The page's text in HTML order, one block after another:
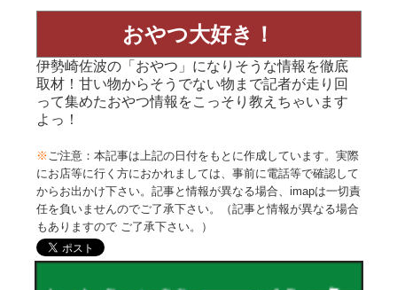
おやつ大好き！
伊勢崎佐波の「おやつ」になりそうな情報を徹底
取材！甘い物からそうでない物まで記者が走り回
って集めたおやつ情報をこっそり教えちゃいます
よっ！
※ ご注意：本記事は上記の日付をもとに作成しています。実際
にお店等に行く方におかれましては、事前に電話等で確認して
からお出かけ下さい。記事と情報が異なる場合、imapは一切責
任を負いませんのでご了承下さい。（記事と情報が異なる場合
もありますので ご了承下さい。）